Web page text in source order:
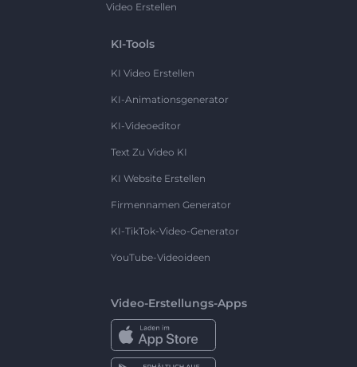
Video Erstellen
KI-Tools
KI Video Erstellen
KI-Animationsgenerator
KI-Videoeditor
Text Zu Video KI
KI Website Erstellen
Firmennamen Generator
KI-TikTok-Video-Generator
YouTube-Videoideen
Video-Erstellungs-Apps